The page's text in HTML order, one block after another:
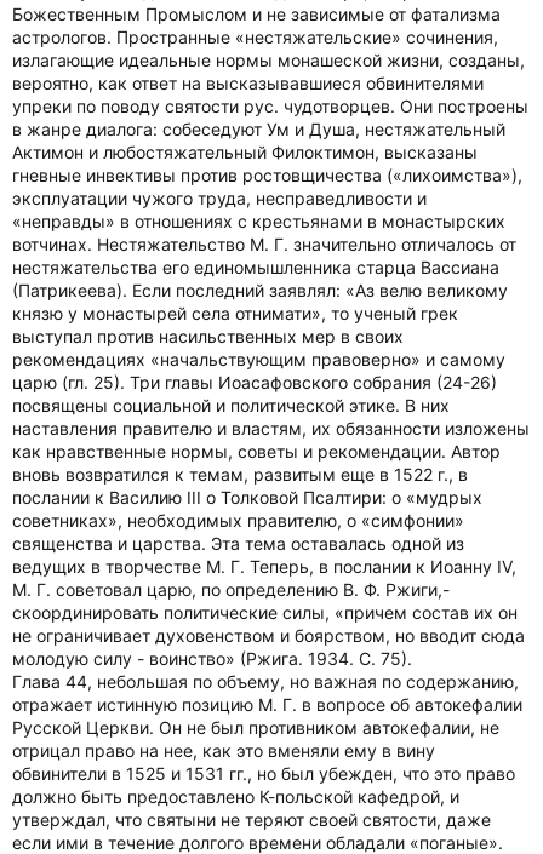
Божественным Промыслом и не зависимые от фатализма
астрологов. Пространные «нестяжательские» сочинения,
излагающие идеальные нормы монашеской жизни, созданы,
вероятно, как ответ на высказывавшиеся обвинителями
упреки по поводу святости рус. чудотворцев. Они построены
в жанре диалога: собеседуют Ум и Душа, нестяжательный
Актимон и любостяжательный Филоктимон, высказаны
гневные инвективы против ростовщичества («лихоимства»),
эксплуатации чужого труда, несправедливости и
«неправды» в отношениях с крестьянами в монастырских
вотчинах. Нестяжательство М. Г. значительно отличалось от
нестяжательства его единомышленника старца Вассиана
(Патрикеева). Если последний заявлял: «Аз велю великому
князю у монастырей села отнимати», то ученый грек
выступал против насильственных мер в своих
рекомендациях «начальствующим правоверно» и самому
царю (гл. 25). Три главы Иоасафовского собрания (24-26)
посвящены социальной и политической этике. В них
наставления правителю и властям, их обязанности изложены
как нравственные нормы, советы и рекомендации. Автор
вновь возвратился к темам, развитым еще в 1522 г., в
послании к Василию III о Толковой Псалтири: о «мудрых
советниках», необходимых правителю, о «симфонии»
священства и царства. Эта тема оставалась одной из
ведущих в творчестве М. Г. Теперь, в послании к Иоанну IV,
М. Г. советовал царю, по определению В. Ф. Ржиги,-
скоординировать политические силы, «причем состав их он
не ограничивает духовенством и боярством, но вводит сюда
молодую силу - воинство» (Ржига. 1934. С. 75).
Глава 44, небольшая по объему, но важная по содержанию,
отражает истинную позицию М. Г. в вопросе об автокефалии
Русской Церкви. Он не был противником автокефалии, не
отрицал право на нее, как это вменяли ему в вину
обвинители в 1525 и 1531 гг., но был убежден, что это право
должно быть предоставлено К-польской кафедрой, и
утверждал, что святыни не теряют своей святости, даже
если ими в течение долгого времени обладали «поганые».